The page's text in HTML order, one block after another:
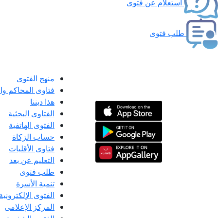
استعلام عن فتوى
طلب فتوى
منهج الفتوى
فتاوى المحاكم
هذا ديننا
الفتاوى البحثية
الفتوى الهاتفية
حساب الزكاة
فتاوى الأقليات
التعليم عن بعد
طلب فتوى
تنمية الأسرة
الفتوى الإلكترونية
المركز الإعلامى